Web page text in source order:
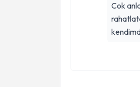
Cok